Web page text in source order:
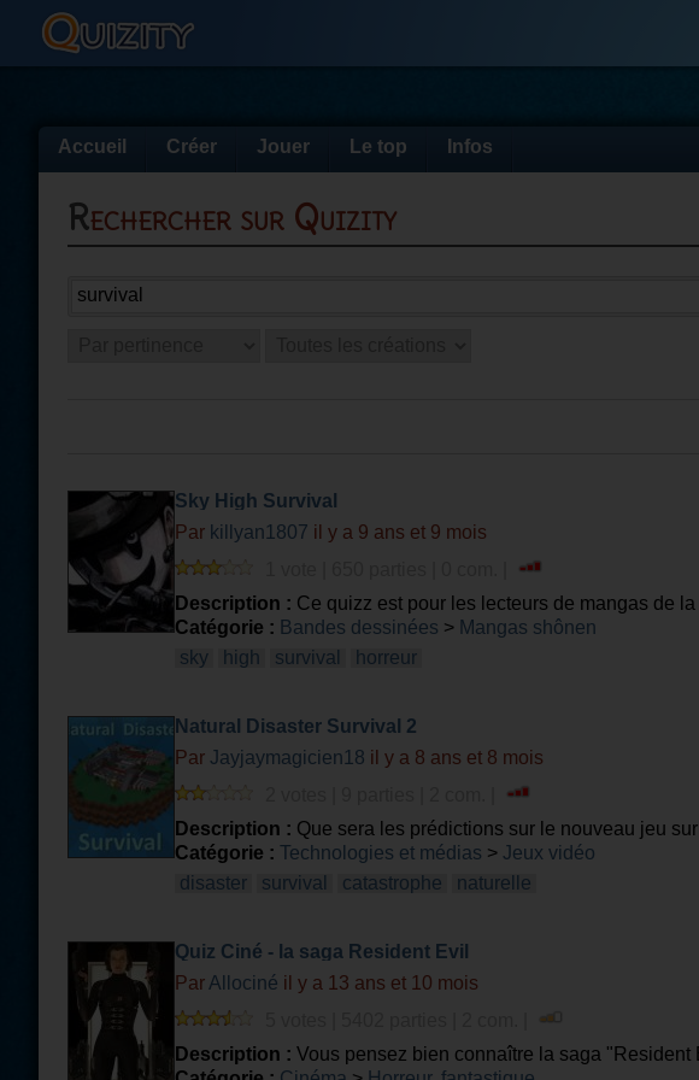
Accueil Créer Jouer Le top Infos
Rechercher sur Quizity
Sky High Survival
Par killyan1807 il y a 9 ans et 9 mois
Description : Ce quizz est pour les lecteurs de mangas de
Catégorie : Bandes dessinées > Mangas shônen
sky
high survival horreur
Natural Disaster Survival 2
Par Jayjaymagicien18 il y a 8 ans et 8 mois
Description : Que sera les prédictions sur le nouveau jeu
Catégorie : Technologies et médias > Jeux vidéo
disaster
survival catastrophe naturelle
Quiz Ciné - la saga Resident Evil
Par Allociné il y a 13 ans et 10 mois
Description : Vous pensez bien connaître la saga
!